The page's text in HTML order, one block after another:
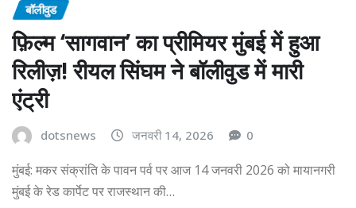
बॉलीवुड
फ़िल्म ‘सागवान’ का प्रीमियर मुंबई में हुआ
रिलीज़! रीयल सिंघम ने बॉलीवुड में मारी
एंट्री
dotsnews जनवरी 14, 2026 0
मुंबई: मकर संक्रांति के पावन पर्व पर आज 14 जनवरी 2026 को मायानगरी
मुंबई के रेड कार्पेट पर राजस्थान की…